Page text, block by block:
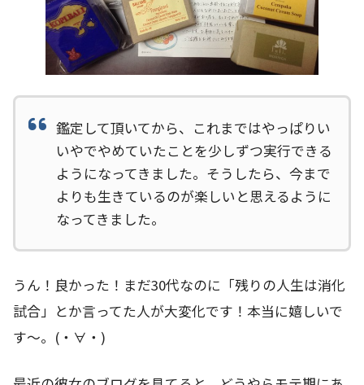
鑑定して頂いてから、これまではやっぱりい
いやでやめていたことを少しずつ実行できる
ようになってきました。そうしたら、今まで
よりも生きているのが楽しいと思えるように
なってきました。
うん！良かった！まだ30代なのに「残りの人生は消化
試合」とか言ってた人が大変化です！本当に嬉しいで
す～。(・∀・)